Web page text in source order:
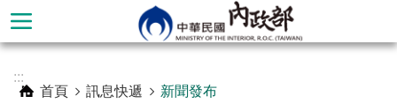
跳到主要內容區塊
階
:::
首頁
訊息快遞 新聞發布